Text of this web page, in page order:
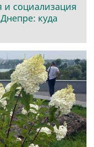
и социализация
куда